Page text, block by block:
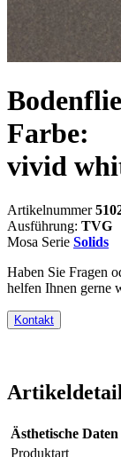
Farbe:
vivid
Artikelnummer
Ausführung: TVG
Mosa Serie Solids
Haben Sie Fragen
helfen Ihnen gerne
Kontakt
Ästhetische Daten
Produktart